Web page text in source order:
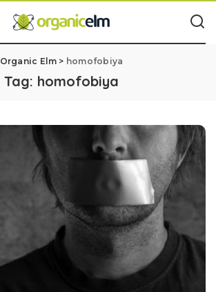
Organic Elm > homofobiya
Tag: homofobiya